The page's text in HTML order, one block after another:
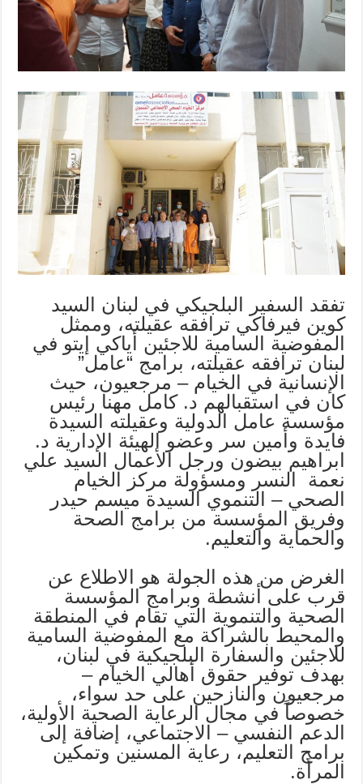
تفقد السفير البلجيكي في لبنان السيد
كوين فيرفاكي ترافقه عقيلته، وممثل
المفوضية السامية للاجئين أياكي إيتو في
لبنان ترافقه عقيلته، برامج “عامل”
الإنسانية في الخيام – مرجعيون، حيث
كان في استقبالهم د. كامل مهنا رئيس
مؤسسة عامل الدولية وعقيلته السيدة
فايدة وأمين سر وعضو الهيئة الإدارية د.
ابراهيم بيضون ورجل الأعمال السيد علي
نعمة النسر ومسؤولة مركز الخيام
الصحي – التنموي السيدة ميسم حيدر
وفريق المؤسسة من برامج الصحة
والحماية والتعليم.
الغرض من هذه الجولة هو الاطلاع عن
قرب على أنشطة وبرامج المؤسسة
الصحية والتنموية التي تقام في المنطقة
والمحيط بالشراكة مع المفوضية السامية
للاجئين والسفارة البلجيكية في لبنان،
بهدف توفير حقوق أهالي الخيام –
مرجعيون والنازحين على حد سواء،
خصوصاً في مجال الرعاية الصحية الأولية،
الدعم النفسي – الاجتماعي، إضافة إلى
برامج التعليم، رعاية المسنين وتمكين
المرأة.